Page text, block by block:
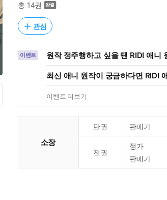
총 14권
관심
이벤트 원작 정주행하고 싶을 땐 RIDI 애니
최신 애니 원작이 궁금하다면 RIDI
이벤트 더보기
소장
단권 판매가
전권
정가
판매가